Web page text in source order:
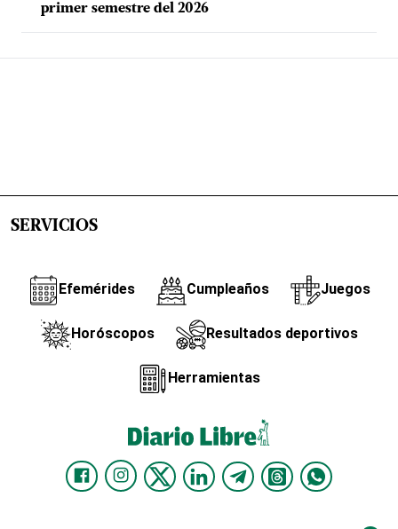
primer semestre del 2026
SERVICIOS
Efemérides Cumpleaños Juegos
Horóscopos Resultados deportivos
Herramientas